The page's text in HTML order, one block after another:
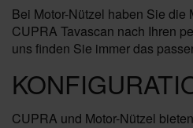
Bei Motor-Nützel haben Sie
CUPRA Tavascan nach Ihren
uns finden Sie immer das
CUPRA und Motor-Nützel